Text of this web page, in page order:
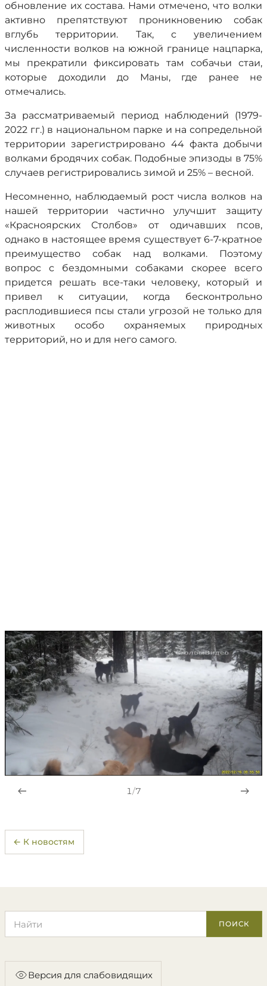
обновление их состава. Нами отмечено, что волки
активно препятствуют проникновению собак
вглубь территории. Так, с увеличением
численности волков на южной границе нацпарка,
мы прекратили фиксировать там собачьи стаи,
которые доходили до Маны, где ранее не
отмечались.
За рассматриваемый период наблюдений (1979-
2022 гг.) в национальном парке и на сопредельной
территории зарегистрировано 44 факта добычи
волками бродячих собак. Подобные эпизоды в 75%
случаев регистрировались зимой и 25% – весной.
Несомненно, наблюдаемый рост числа волков на
нашей территории частично улучшит защиту
«Красноярских Столбов» от одичавших псов,
однако в настоящее время существует 6-7-кратное
преимущество собак над волками. Поэтому
вопрос с бездомными собаками скорее всего
придется решать все-таки человеку, который и
привел к ситуации, когда бесконтрольно
расплодившиеся псы стали угрозой не только для
животных особо охраняемых природных
территорий, но и для него самого.
1/7
← К новостям
ПОИСК
Версия для слабовидящих